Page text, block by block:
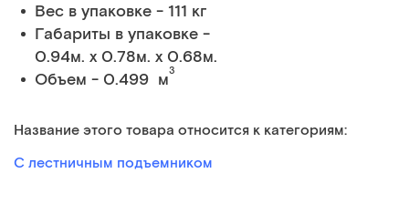
Вес в упаковке - 111 кг
Габариты в упаковке -
0.94м. x 0.78м. x 0.68м.
Объем - 0.499 м3
Название этого товара относится к категориям:
С лестничным подъемником